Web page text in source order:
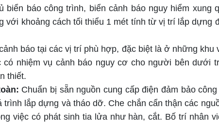
biển báo công trình, biển cảnh báo nguy hiểm
với khoảng cách tối thiểu 1 mét tính từ vị trí lắp
báo tại các vị trí phù hợp, đặc biệt là ở những
nhiệm vụ cảnh báo nguy cơ cho người bên dưới
thiết.
Chuẩn bị sẵn nguồn cung cấp điện đảm bảo
lắp dựng và tháo dỡ. Che chắn cẩn thận các
việc có phát sinh tia lửa như hàn, cắt. Bố trí nhân